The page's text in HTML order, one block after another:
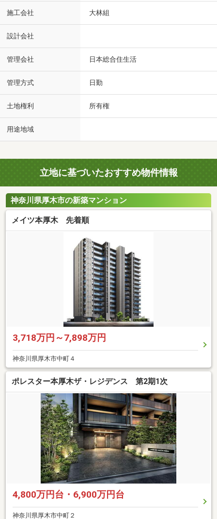
施工会社 大林組
設計会社
管理会社 日本総合住生活
管理方式 日勤
土地権利 所有権
用途地域
立地に基づいたおすすめ物件情報
神奈川県厚木市の新築マンション
メイツ本厚木 先着順
3,718万円～7,898万円
神奈川県厚木市中町４
ポレスター本厚木ザ・レジデンス 第2期1次
4,800万円台・6,900万円台
神奈川県厚木市中町２